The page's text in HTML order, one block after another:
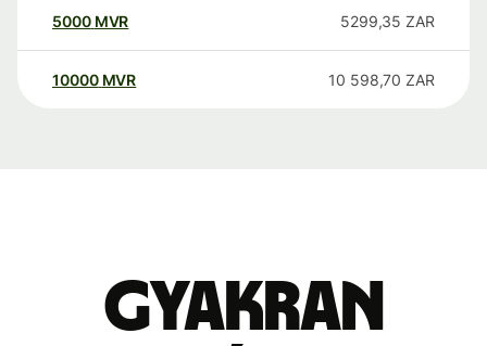
5000 MVR 5299,35 ZAR
10000 MVR 10 598,70 ZAR
Gyakran